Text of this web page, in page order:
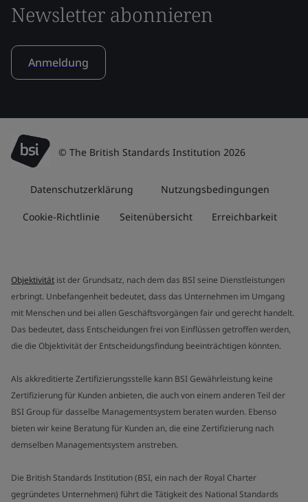
Newsletter abonnieren
Anmeldung
© The British Standards Institution 2026
Datenschutzerklärung Nutzungsbedingungen
Cookie-Richtlinie Seitenübersicht Erreichbarkeit
Objektivität ist der Grundsatz, nach dem das BSI seine Dienstleistungen
erbringt. Unbefangenheit bedeutet, dass das Unternehmen im Umgang
mit Menschen und bei allen Geschäftsvorgängen fair und gerecht handelt.
Das bedeutet, dass Entscheidungen frei von Einflüssen getroffen werden,
die die Objektivität der Entscheidungsfindung beeinträchtigen könnten.
Als akkreditierte Zertifizierungsstelle kann BSI Gewährleistung keine
Zertifizierung für Kunden anbieten, die auch von einem anderen Teil der
BSI Group für dasselbe Managementsystem beraten wurden. Ebenso
bieten wir keine Beratung für Kunden an, die eine Zertifizierung nach
demselben Managementsystem anstreben.
Die British Standards Institution (BSI, ein nach der Royal Charter
gegründetes Unternehmen) führt die Tätigkeit des National Standards